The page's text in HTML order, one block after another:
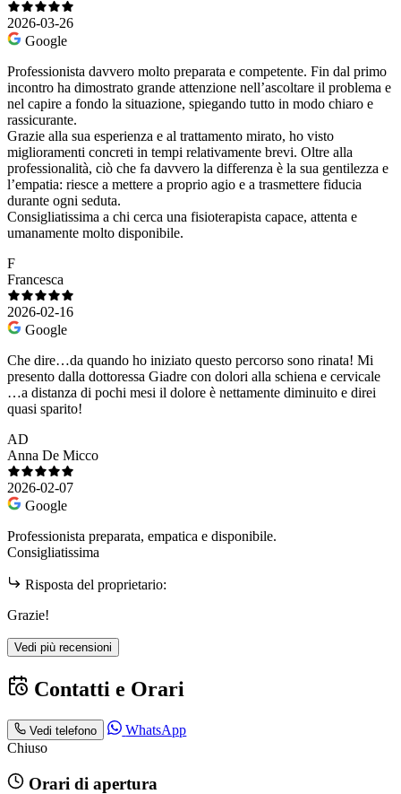
2026-03-26
Google
Professionista davvero molto preparata e competente. Fin dal primo
incontro ha dimostrato grande attenzione nell’ascoltare il problema e
nel capire a fondo la situazione, spiegando tutto in modo chiaro e
rassicurante.
Grazie alla sua esperienza e al trattamento mirato, ho visto
miglioramenti concreti in tempi relativamente brevi. Oltre alla
professionalità, ciò che fa davvero la differenza è la sua gentilezza e
l’empatia: riesce a mettere a proprio agio e a trasmettere fiducia
durante ogni seduta.
Consigliatissima a chi cerca una fisioterapista capace, attenta e
umanamente molto disponibile.
F
Francesca
2026-02-16
Google
Che dire…da quando ho iniziato questo percorso sono rinata! Mi
presento dalla dottoressa Giadre con dolori alla schiena e cervicale
…a distanza di pochi mesi il dolore è nettamente diminuito e direi
quasi sparito!
AD
Anna De Micco
2026-02-07
Google
Professionista preparata, empatica e disponibile.
Consigliatissima
Risposta del proprietario:
Grazie!
Vedi più recensioni
Contatti e Orari
Vedi telefono
WhatsApp
Chiuso
Orari di apertura